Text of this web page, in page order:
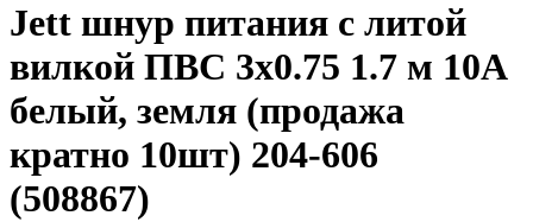
Jett шнур питания с литой
вилкой ПВС 3х0.75 1.7 м 10А
белый, земля (продажа
кратно 10шт) 204-606
(508867)